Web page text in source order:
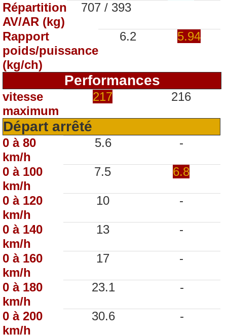
Répartition
AV/AR (kg)
707 / 393
Rapport
poids/puissance
(kg/ch)
6.2 5.94
Performances
vitesse
maximum
217 216
Départ arrêté
0 à 80
km/h
5.6 -
0 à 100
km/h
7.5 6.8
0 à 120
km/h
10 -
0 à 140
km/h
13 -
0 à 160
km/h
17 -
0 à 180
km/h
23.1 -
0 à 200
km/h
30.6 -